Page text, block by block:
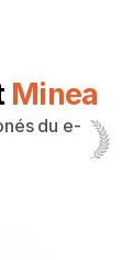
Minea
du e-